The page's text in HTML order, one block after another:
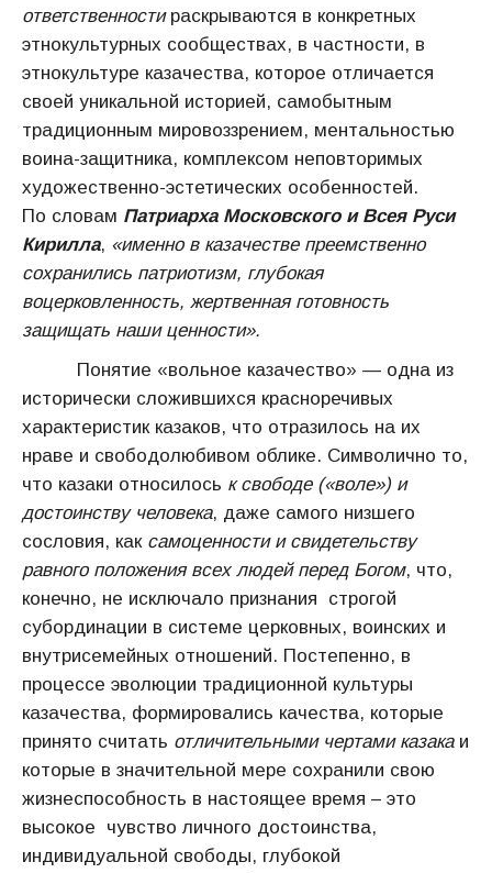
ответственности раскрываются в конкретных
этнокультурных сообществах, в частности, в
этнокультуре казачества, которое отличается
своей уникальной историей, самобытным
традиционным мировоззрением, ментальностью
воина-защитника, комплексом неповторимых
художественно-эстетических особенностей.
По словам Патриарха Московского и Всея Руси
Кирилла, «именно в казачестве преемственно
сохранились патриотизм, глубокая
воцерковленность, жертвенная готовность
защищать наши ценности».
Понятие «вольное казачество» — одна из
исторически сложившихся красноречивых
характеристик казаков, что отразилось на их
нраве и свободолюбивом облике. Символично то,
что казаки относилось к свободе («воле») и
достоинству человека, даже самого низшего
сословия, как самоценности и свидетельству
равного положения всех людей перед Богом, что,
конечно, не исключало признания строгой
субординации в системе церковных, воинских и
внутрисемейных отношений. Постепенно, в
процессе эволюции традиционной культуры
казачества, формировались качества, которые
принято считать отличительными чертами казака и
которые в значительной мере сохранили свою
жизнеспособность в настоящее время – это
высокое чувство личного достоинства,
индивидуальной свободы, глубокой